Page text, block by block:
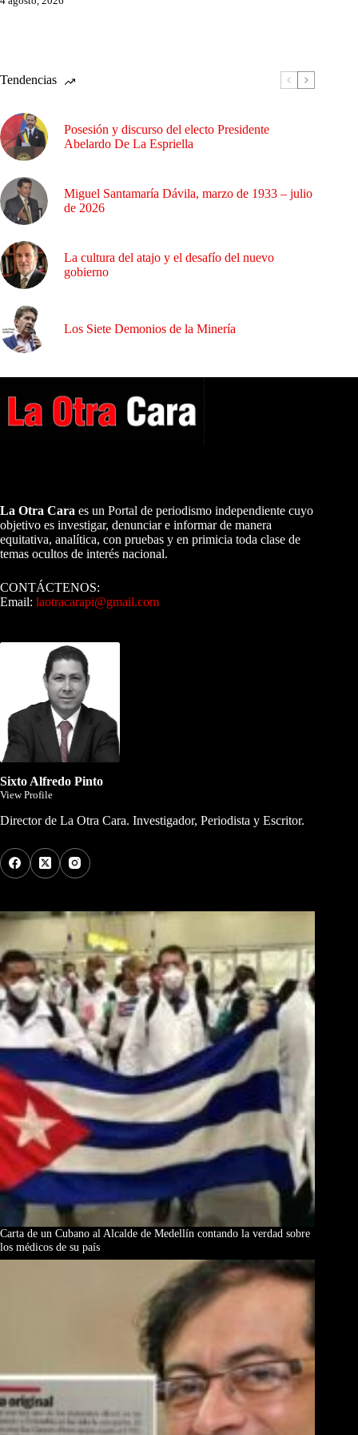
Tendencias
Posesión y discurso del electo Presidente
Abelardo De La Espriella
Miguel Santamaría Dávila, marzo de 1933 – julio
de 2026
La cultura del atajo y el desafío del nuevo
gobierno
Los Siete Demonios de la Minería
La Otra Cara es un Portal de periodismo independiente cuyo
objetivo es investigar, denunciar e informar de manera
equitativa, analítica, con pruebas y en primicia toda clase de
temas ocultos de interés nacional.
CONTÁCTENOS:
Email: laotracarapi@gmail.com
Sixto Alfredo Pinto
View Profile
Director de La Otra Cara. Investigador, Periodista y Escritor.
Carta de un Cubano al Alcalde de Medellín contando la verdad sobre
los médicos de su país